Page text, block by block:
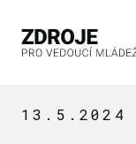
13.5.2024